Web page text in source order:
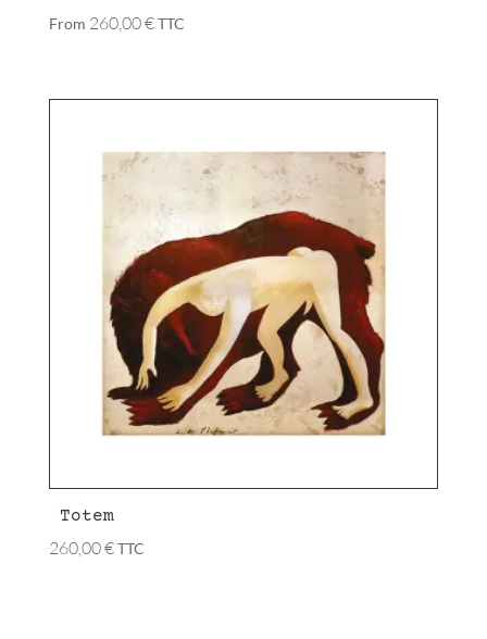
From 260,00€TTC
Totem
260,00€TTC